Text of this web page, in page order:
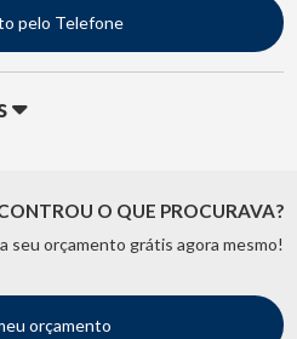
pelo Telefone
O QUE PROCURAVA?
seu orçamento grátis agora mesmo!
orçamento